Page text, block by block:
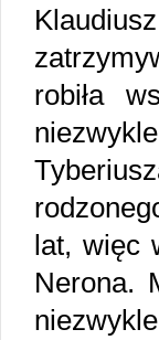
robiła
lat, więc
Nerona.